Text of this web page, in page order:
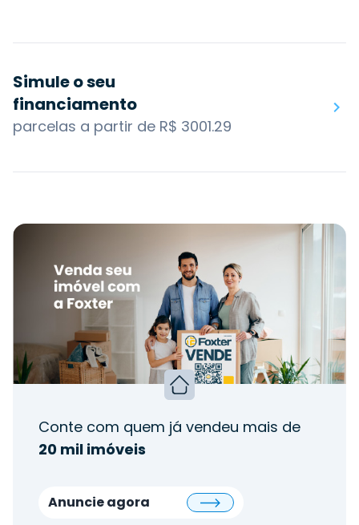
Simule o seu
financiamento
parcelas a partir de R$ 3001.29
Conte com quem já vendeu mais de
20 mil imóveis
Anuncie agora